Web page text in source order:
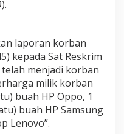
laporan korban
kepada Sat Reskrim
menjadi korban
milik korban
buah HP Oppo, 1
buah HP Samsung
Lenovo”.